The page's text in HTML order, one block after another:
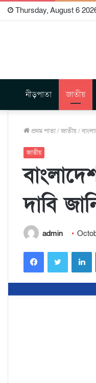
Thursday, August 6
নীড়পাতা জাতীয়
প্রথম পাতা/জাতীয়/
জাতীয়
দাবি
admin